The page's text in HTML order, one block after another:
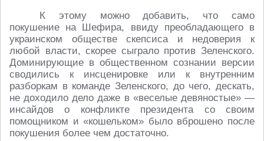
К этому можно добавить, что само
покушение на Шефира, ввиду преобладающего в
украинском обществе скепсиса и недоверия к
любой власти, скорее сыграло против Зеленского.
Доминирующие в общественном сознании версии
сводились к инсценировке или к внутренним
разборкам в команде Зеленского, до чего, дескать,
не доходило дело даже в «веселые девяностые» ―
инсайдов о конфликте президента со своим
помощником и «кошельком» было вброшено после
покушения более чем достаточно.